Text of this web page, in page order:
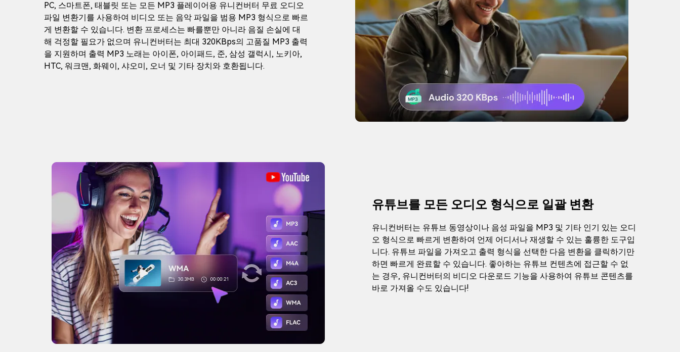
PC, 스마트폰, 태블릿 또는 모든 MP3 플레이어용 유니컨버터 무료 오디오
파일 변환기를 사용하여 비디오 또는 음악 파일을 범용 MP3 형식으로 빠르
게 변환할 수 있습니다. 변환 프로세스는 빠를뿐만 아니라 음질 손실에 대
해 걱정할 필요가 없으며 유니컨버터는 최대 320KBps의 고품질 MP3 출력
을 지원하며 출력 MP3 노래는 아이폰, 아이패드, 준, 삼성 갤럭시, 노키아,
HTC, 워크맨, 화웨이, 샤오미, 오너 및 기타 장치와 호환됩니다.
유튜브를 모든 오디오 형식으로 일괄 변환
유니컨버터는 유튜브 동영상이나 음성 파일을 MP3 및 기타 인기 있는 오디
오 형식으로 빠르게 변환하여 언제 어디서나 재생할 수 있는 훌륭한 도구입
니다. 유튜브 파일을 가져오고 출력 형식을 선택한 다음 변환을 클릭하기만
하면 빠르게 완료할 수 있습니다. 좋아하는 유튜브 컨텐츠에 접근할 수 없
는 경우, 유니컨버터의 비디오 다운로드 기능을 사용하여 유튜브 콘텐츠를
바로 가져올 수도 있습니다!